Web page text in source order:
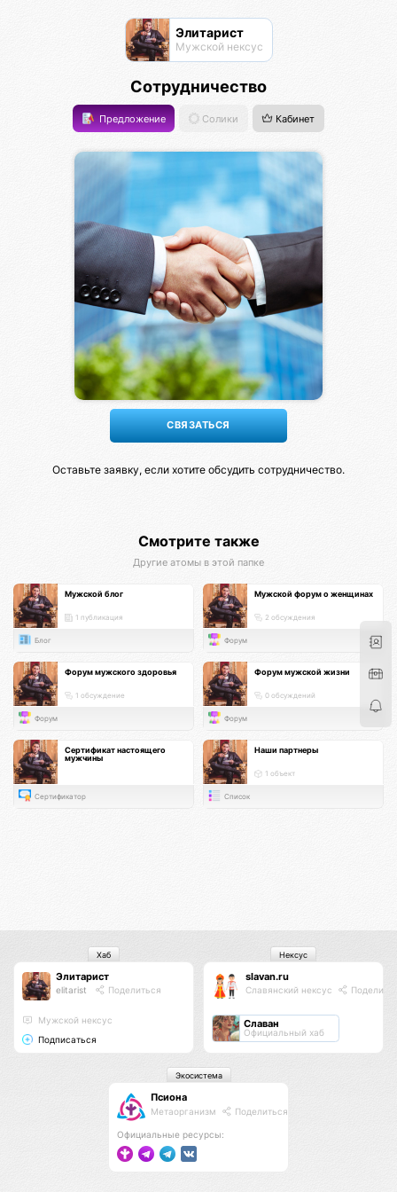
Элитарист
Мужской нексус
Сотрудничество
Предложение Солики Кабинет
Оставьте заявку, если хотите обсудить сотрудничество.
Смотрите также
Другие атомы в этой папке
Мужской блог
1 публикация
Блог
Мужской форум о женщинах
2 обсуждения
Форум
Форум мужского здоровья
1 обсуждение
Форум
Форум мужской жизни
0 обсуждений
Форум
Сертификат настоящего
мужчины
Сертификатор
Наши партнеры
1 объект
Список
Элитарист
elitarist Поделиться
Мужской нексус
Подписаться
Хаб
slavan.ru
Славянский нексус
Славан
Официальный хаб
Нексус
Псиона
Метаорганизм Поделиться
Официальные ресурсы:
Экосистема